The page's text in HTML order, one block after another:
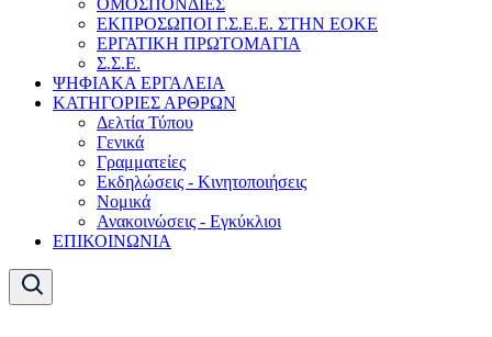
ΟΜΟΣΠΟΝΔΙΕΣ
ΕΚΠΡΟΣΩΠΟΙ Γ.Σ.Ε.Ε. ΣΤΗΝ ΕΟΚΕ
ΕΡΓΑΤΙΚΗ ΠΡΩΤΟΜΑΓΙΑ
Σ.Σ.Ε.
ΨΗΦΙΑΚΑ ΕΡΓΑΛΕΙΑ
ΚΑΤΗΓΟΡΙΕΣ ΑΡΘΡΩΝ
Δελτία Τύπου
Γενικά
Γραμματείες
Εκδηλώσεις - Κινητοποιήσεις
Νομικά
Ανακοινώσεις - Εγκύκλιοι
ΕΠΙΚΟΙΝΩΝΙΑ